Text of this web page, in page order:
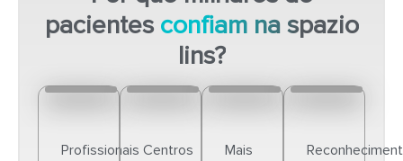
pacientes confiam na spazio
lins?
Profissionais Centros
Mais